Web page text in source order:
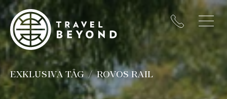
EXKLUSIVA TÅG ROVOS RAIL